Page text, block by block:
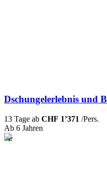
Dschungelerlebnis und
13 Tage ab CHF 1’371 /Pers.
Ab 6 Jahren